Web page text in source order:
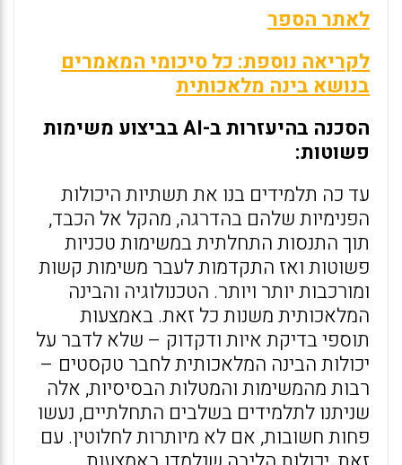
לאתר הספר
לקריאה נוספת: כל סיכומי המאמרים
בנושא בינה מלאכותית
הסכנה בהיעזרות ב-AIבביצוע משימות
פשוטות:
עד כה תלמידים בנו את תשתיות היכולות
הפנימיות שלהם בהדרגה, מהקל אל הכבד,
תוך התנסות התחלתית במשימות טכניות
פשוטות ואז התקדמות לעבר משימות קשות
ומורכבות יותר ויותר. הטכנולוגיה והבינה
המלאכותית משנות כל זאת. באמצעות
תוספי בדיקת איות ודקדוק – שלא לדבר על
יכולות הבינה המלאכותית לחבר טקסטים –
רבות מהמשימות והמטלות הבסיסיות, אלה
שניתנו לתלמידים בשלבים התחלתיים, נעשו
פחות חשובות, אם לא מיותרות לחלוטין. עם